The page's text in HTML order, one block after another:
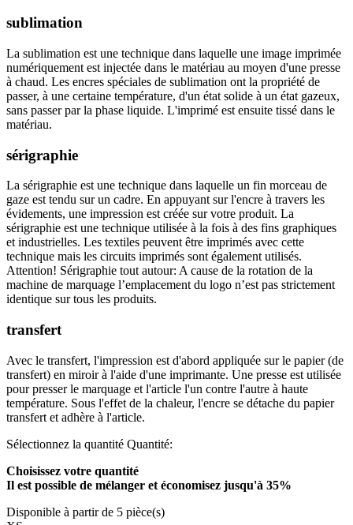
sublimation
La sublimation est une technique dans laquelle une image imprimée
numériquement est injectée dans le matériau au moyen d'une presse
à chaud. Les encres spéciales de sublimation ont la propriété de
passer, à une certaine température, d'un état solide à un état gazeux,
sans passer par la phase liquide. L'imprimé est ensuite tissé dans le
matériau.
sérigraphie
La sérigraphie est une technique dans laquelle un fin morceau de
gaze est tendu sur un cadre. En appuyant sur l'encre à travers les
évidements, une impression est créée sur votre produit. La
sérigraphie est une technique utilisée à la fois à des fins graphiques
et industrielles. Les textiles peuvent être imprimés avec cette
technique mais les circuits imprimés sont également utilisés.
Attention! Sérigraphie tout autour: A cause de la rotation de la
machine de marquage l’emplacement du logo n’est pas strictement
identique sur tous les produits.
transfert
Avec le transfert, l'impression est d'abord appliquée sur le papier (de
transfert) en miroir à l'aide d'une imprimante. Une presse est utilisée
pour presser le marquage et l'article l'un contre l'autre à haute
température. Sous l'effet de la chaleur, l'encre se détache du papier
transfert et adhère à l'article.
Sélectionnez la quantité Quantité:
Choisissez votre quantité
Il est possible de mélanger et économisez jusqu'à 35%
Disponible à partir de 5 pièce(s)